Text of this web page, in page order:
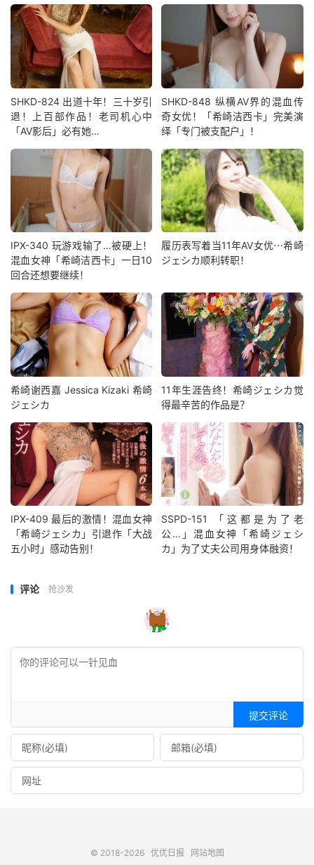
SHKD-824 出道十年！三十岁引
退！上百部作品！老司机心中
「AV影后」必有她…
SHKD-848 纵横AV界的混血传
奇女优！「希崎洁西卡」完美演
绎「专门被支配户」！
IPX-340 玩游戏输了…被硬上！
混血女神「希崎洁西卡」一日10
回合还想要继续！
履历表写着当11年AV女优⋯希崎
ジェシカ顺利转职！
希崎谢西嘉 Jessica Kizaki 希崎
ジェシカ
11年生涯告终！希崎ジェシカ觉
得最辛苦的作品是？
IPX-409 最后的激情！混血女神
「希崎ジェシカ」引退作「大战
五小时」感动告别！
SSPD-151 「这都是为了老
公…」混血女神「希崎ジェシ
カ」为了丈夫公司用身体融资！
评论 抢沙发
提交评论
© 2018-2026 优优日报 网站地图